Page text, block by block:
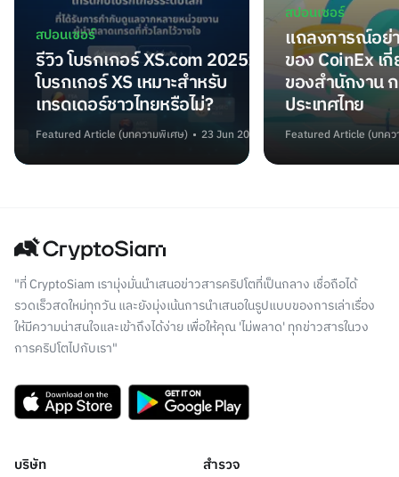
สปอนเซอร์
รีวิว โบรกเกอร์ XS.com 2025:
โบรกเกอร์ XS เหมาะสำหรับ
เทรดเดอร์ชาวไทยหรือไม่?
Featured Article (บทความพิเศษ) 23 Jun 2025
สปอนเซอร์
แถลงการณ์อย่
ของ CoinEx เ
ของสำนักงาน
ประเทศไทย
Featured Article (บทค
"ที่ CryptoSiam เรามุ่งมั่นนำเสนอข่าวสารคริปโตที่เป็นกลาง เชื่อถือได้
รวดเร็วสดใหม่ทุกวัน และยังมุ่งเน้นการนำเสนอในรูปแบบของการเล่าเรื่อง
ให้มีความน่าสนใจและเข้าถึงได้ง่าย เพื่อให้คุณ 'ไม่พลาด' ทุกข่าวสารในวง
การคริปโตไปกับเรา"
บริษัท สำรวจ